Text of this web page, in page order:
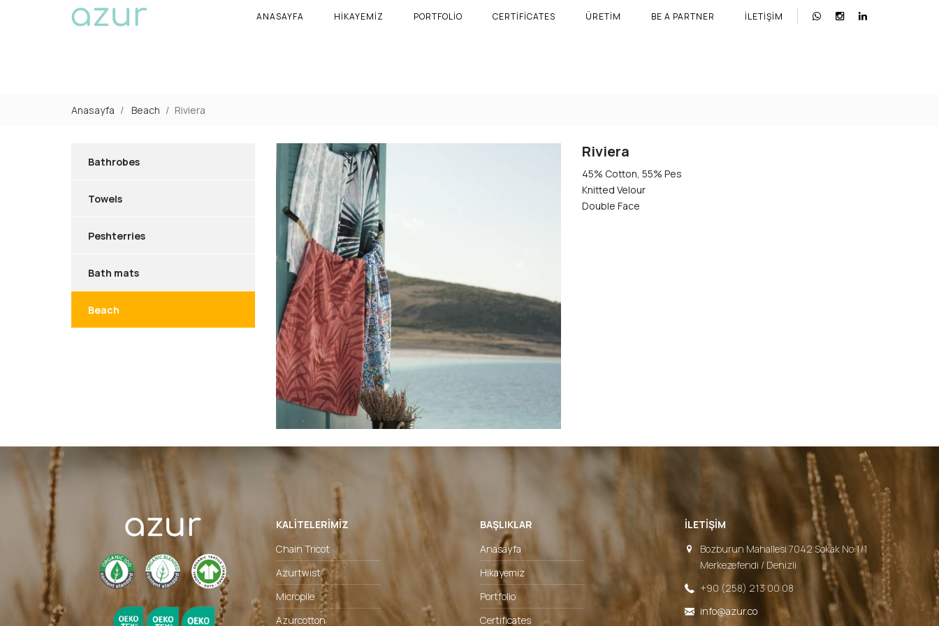
ANASAYFA HIKAYEMIZ PORTFOLIO CERTIFICATES ÜRETIM BE A PARTNER İLETIŞIM
Anasayfa Beach Riviera
Bathrobes
Towels
Peshterries
Bath mats
Beach
Riviera
45% Cotton, 55% Pes
Knitted Velour
Double Face
KALITELERIMIZ
Chain Tricot
Azurtwist
Micropile
Azurcotton
BAŞLIKLAR
Anasayfa
Hikayemiz
Portfolio
Certificates
İLETIŞIM
Bozburun Mahallesi 7042 Sokak No:1/1
Merkezefendi / Denizli
+90 (258) 213 00 08
info@azur.co